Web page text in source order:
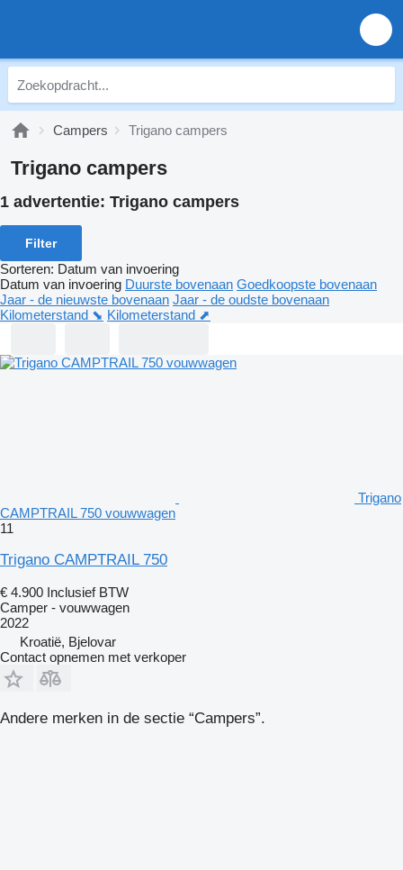
Campers Trigano campers
Trigano campers
1 advertentie: Trigano campers
Filter
Sorteren: Datum van invoering
Datum van invoering Duurste bovenaan Goedkoopste bovenaan
Jaar - de nieuwste bovenaan Jaar - de oudste bovenaan
Kilometerstand ⬊ Kilometerstand ⬈
Trigano
CAMPTRAIL 750 vouwwagen
11
Trigano CAMPTRAIL 750
€ 4.900 Inclusief BTW
Camper - vouwwagen
2022
Kroatië, Bjelovar
Contact opnemen met verkoper
Andere merken in de sectie “Campers”.